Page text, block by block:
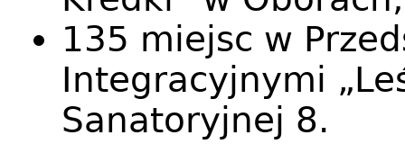
135 miejsc w
Integracyjnymi
Sanatoryjnej 8.